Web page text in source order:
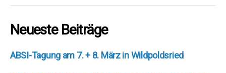
Neueste Beiträge
ABSI-Tagung am 7. + 8. März in Wildpoldsried